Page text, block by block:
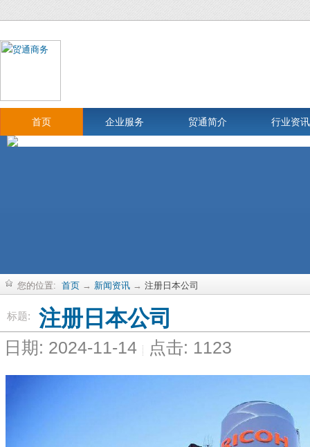
首页 企业服务 贸通简介 行业资讯
您的位置: 首页 → 新闻资讯 → 注册日本公司
标题: 注册日本公司
日期: 2024-11-14 点击: 1123